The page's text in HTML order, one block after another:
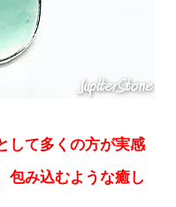
して多くの方が実感
包み込むような癒し